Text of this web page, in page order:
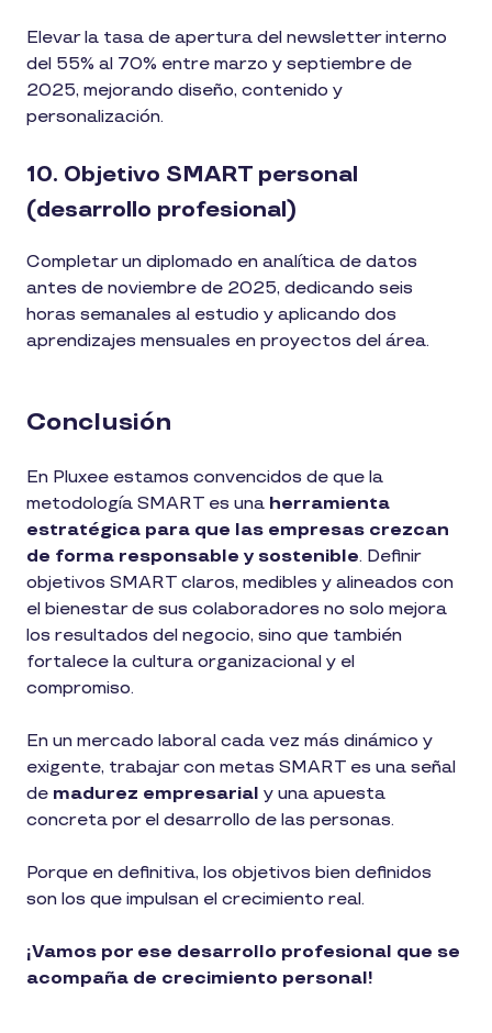
Elevar la tasa de apertura del newsletter interno
del 55% al 70% entre marzo y septiembre de
2025, mejorando diseño, contenido y
personalización.
10. Objetivo SMART personal
(desarrollo profesional)
Completar un diplomado en analítica de datos
antes de noviembre de 2025, dedicando seis
horas semanales al estudio y aplicando dos
aprendizajes mensuales en proyectos del área.
Conclusión
En Pluxee estamos convencidos de que la
metodología SMART es una herramienta
estratégica para que las empresas crezcan
de forma responsable y sostenible. Definir
objetivos SMART claros, medibles y alineados con
el bienestar de sus colaboradores no solo mejora
los resultados del negocio, sino que también
fortalece la cultura organizacional y el
compromiso.
En un mercado laboral cada vez más dinámico y
exigente, trabajar con metas SMART es una señal
de madurez empresarial y una apuesta
concreta por el desarrollo de las personas.
Porque en definitiva, los objetivos bien definidos
son los que impulsan el crecimiento real.
¡Vamos por ese desarrollo profesional que se
acompaña de crecimiento personal!